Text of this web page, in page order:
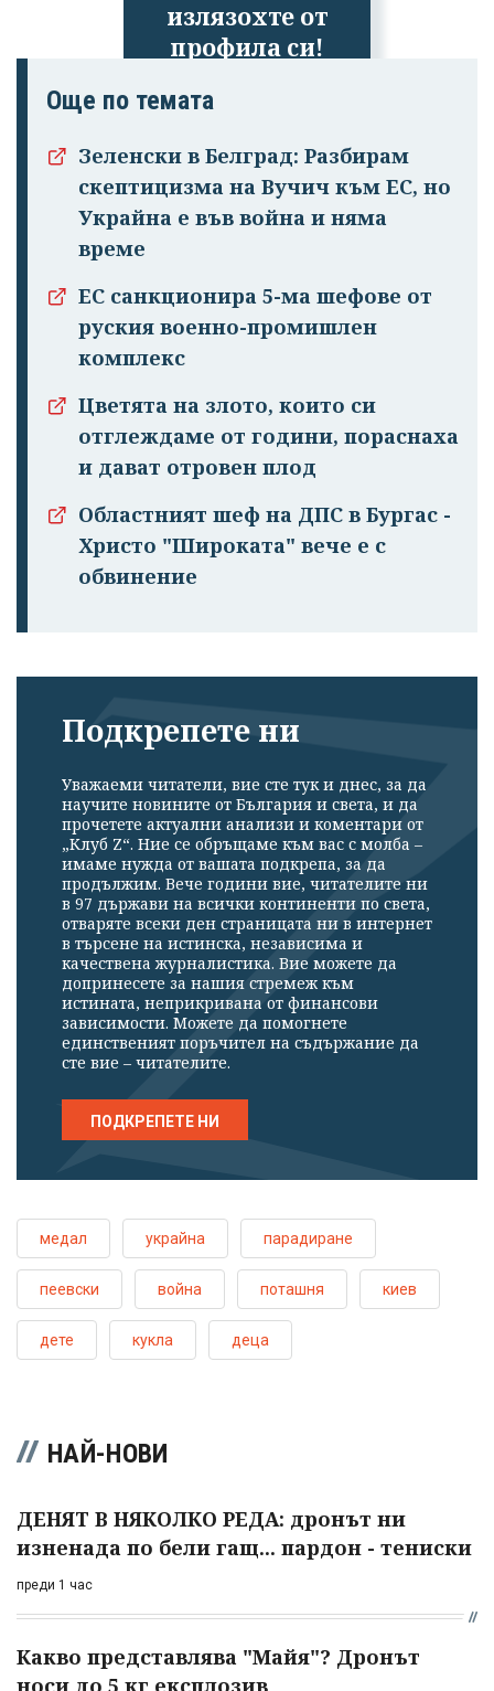
излязохте от
профила си!
Още по темата
Зеленски в Белград: Разбирам
скептицизма на Вучич към ЕС, но
Украйна е във война и няма
време
ЕС санкционира 5-ма шефове от
руския военно-промишлен
комплекс
Цветята на злото, които си
отглеждаме от години, пораснаха
и дават отровен плод
Областният шеф на ДПС в Бургас -
Христо "Широката" вече е с
обвинение
Подкрепете ни
Уважаеми читатели, вие сте тук и днес, за да
научите новините от България и света, и да
прочетете актуални анализи и коментари от
„Клуб Z“. Ние се обръщаме към вас с молба –
имаме нужда от вашата подкрепа, за да
продължим. Вече години вие, читателите ни
в 97 държави на всички континенти по света,
отваряте всеки ден страницата ни в интернет
в търсене на истинска, независима и
качествена журналистика. Вие можете да
допринесете за нашия стремеж към
истината, неприкривана от финансови
зависимости. Можете да помогнете
единственият поръчител на съдържание да
сте вие – читателите.
ПОДКРЕПЕТЕ НИ
медал украйна парадиране
пеевски война поташня киев
дете кукла деца
НАЙ-НОВИ
ДЕНЯТ В НЯКОЛКО РЕДА: дронът ни
изненада по бели гащ... пардон - тениски
преди 1 час
Какво представлява "Майя"? Дронът
носи до 5 кг експлозив